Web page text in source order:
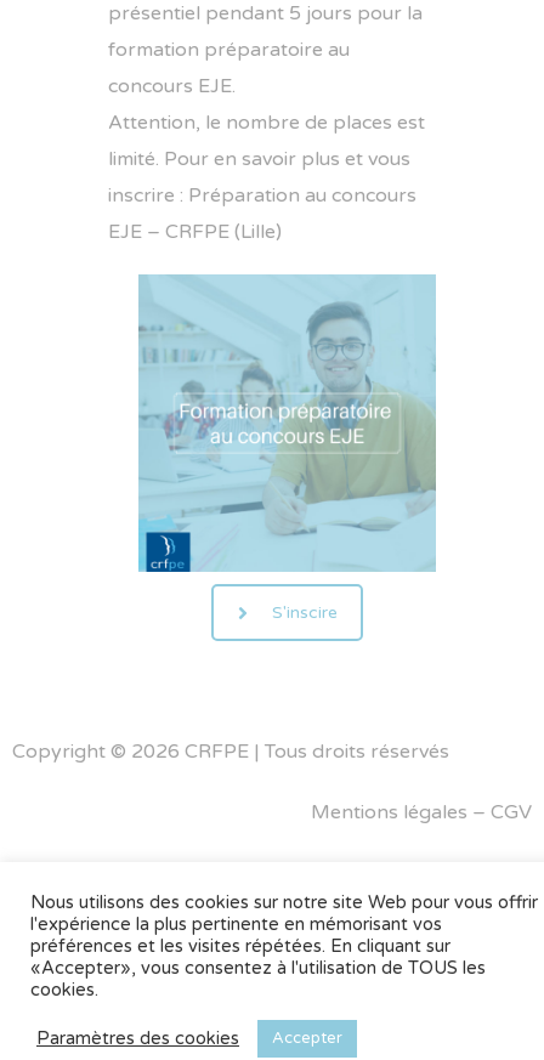
présentiel pendant 5 jours pour la
formation préparatoire au
concours EJE.
Attention, le nombre de places est
limité. Pour en savoir plus et vous
inscrire : Préparation au concours
EJE – CRFPE (Lille)
S'inscire
Copyright © 2026 CRFPE | Tous droits réservés
Mentions légales – CGV
Nous utilisons des cookies sur notre site Web pour vous offrir
l'expérience la plus pertinente en mémorisant vos
préférences et les visites répétées. En cliquant sur
«Accepter», vous consentez à l'utilisation de TOUS les
cookies.
Paramètres des cookies Accepter